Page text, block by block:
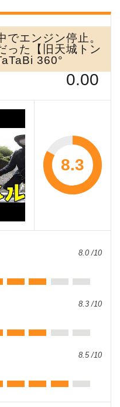
エンジン停止。
った【旧天城トン
360°
0.00
8.3
8.0 /10
8.3 /10
8.5 /10